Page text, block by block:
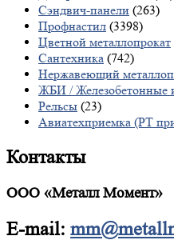
Сэндвич-панели (263)
Профнастил (3398)
Цветной металлопрокат
Сантехника (742)
Нержавеющий
ЖБИ / Железобетонные
Рельсы (23)
Авиатехприемка (РТ
Контакты
ООО «Металл Момент»
E-mail: